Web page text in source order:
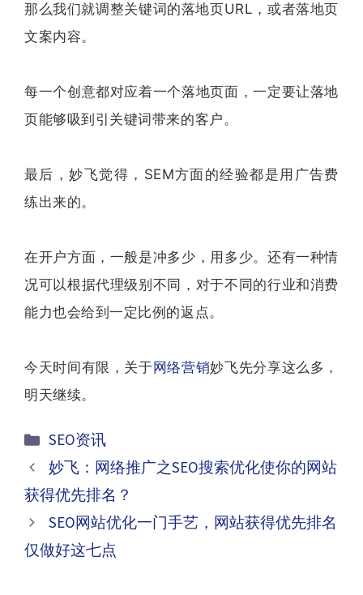
那么我们就调整关键词的落地页URL，或者落地页
文案内容。
每一个创意都对应着一个落地页面，一定要让落地
页能够吸到引关键词带来的客户。
最后，妙飞觉得，SEM方面的经验都是用广告费
练出来的。
在开户方面，一般是冲多少，用多少。还有一种情
况可以根据代理级别不同，对于不同的行业和消费
能力也会给到一定比例的返点。
今天时间有限，关于网络营销妙飞先分享这么多，
明天继续。
分
类
SEO资讯
文
章
导
航
妙飞：网络推广之SEO搜索优化使你的网站
获得优先排名？
SEO网站优化一门手艺，网站获得优先排名
仅做好这七点